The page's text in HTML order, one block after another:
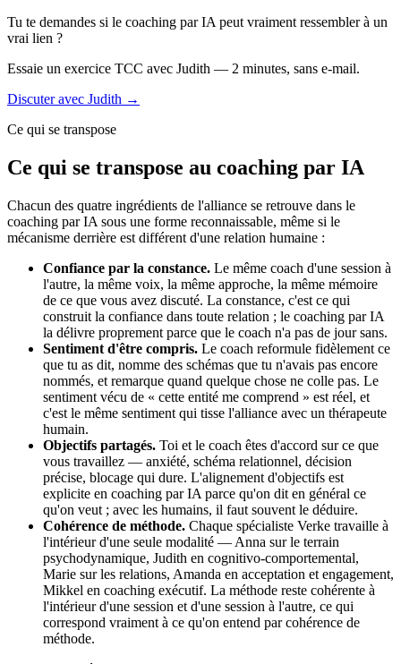
Tu te demandes si le coaching par IA peut vraiment ressembler à un
vrai lien ?
Essaie un exercice TCC avec Judith — 2 minutes, sans e-mail.
Discuter avec Judith →
Ce qui se transpose
Ce qui se transpose au coaching par IA
Chacun des quatre ingrédients de l'alliance se retrouve dans le
coaching par IA sous une forme reconnaissable, même si le
mécanisme derrière est différent d'une relation humaine :
Confiance par la constance. Le même coach d'une session à
l'autre, la même voix, la même approche, la même mémoire
de ce que vous avez discuté. La constance, c'est ce qui
construit la confiance dans toute relation ; le coaching par IA
la délivre proprement parce que le coach n'a pas de jour sans.
Sentiment d'être compris. Le coach reformule fidèlement ce
que tu as dit, nomme des schémas que tu n'avais pas encore
nommés, et remarque quand quelque chose ne colle pas. Le
sentiment vécu de « cette entité me comprend » est réel, et
c'est le même sentiment qui tisse l'alliance avec un thérapeute
humain.
Objectifs partagés. Toi et le coach êtes d'accord sur ce que
vous travaillez — anxiété, schéma relationnel, décision
précise, blocage qui dure. L'alignement d'objectifs est
explicite en coaching par IA parce qu'on dit en général ce
qu'on veut ; avec les humains, il faut souvent le déduire.
Cohérence de méthode. Chaque spécialiste Verke travaille à
l'intérieur d'une seule modalité — Anna sur le terrain
psychodynamique, Judith en cognitivo-comportemental,
Marie sur les relations, Amanda en acceptation et engagement,
Mikkel en coaching exécutif. La méthode reste cohérente à
l'intérieur d'une session et d'une session à l'autre, ce qui
correspond vraiment à ce qu'on entend par cohérence de
méthode.